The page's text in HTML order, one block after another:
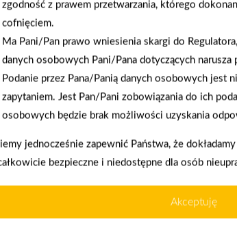
Łącko
Roboty koszące STALCO - jak
ich zalety?
zgodność z prawem przetwarzania, którego
cofnięciem.
Ma Pani/Pan prawo wniesienia skargi do
danych osobowych Pani/Pana dotyczących narusza
Podanie przez Pana/Panią danych osobowych jest
zapytaniem. Jest Pan/Pani zobowiązania do ich
osobowych będzie brak możliwości uzyskania
jednocześnie zapewnić Państwa, że
bezpieczne i niedostępne dla osób
Akceptuję